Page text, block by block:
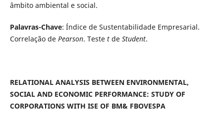
âmbito ambiental e social.
Palavras-Chave: Índice de Sustentabilidade Empresarial.
Correlação de Pearson. Teste tde Student.
RELATIONAL ANALYSIS BETWEEN ENVIRONMENTAL,
SOCIAL AND ECONOMIC PERFORMANCE: STUDY OF
CORPORATIONS WITH ISE OF BM& FBOVESPA